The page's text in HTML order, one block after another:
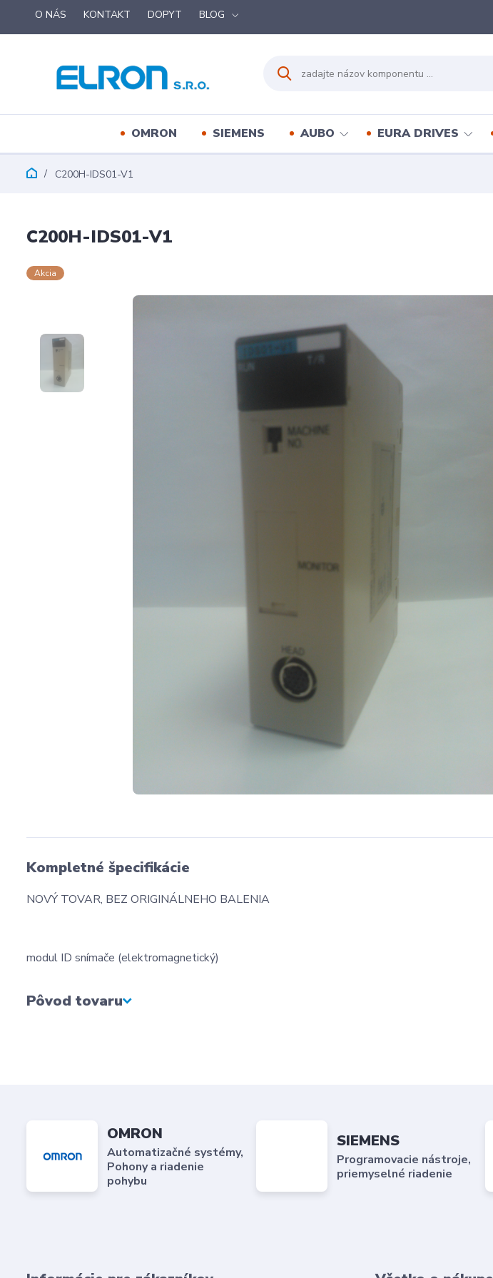
O NÁS KONTAKT DOPYT BLOG
OMRON SIEMENS AUBO EURA DRIVES
C200H-IDS01-V1
C200H-IDS01-V1
Akcia
Kompletné špecifikácie
NOVÝ TOVAR, BEZ ORIGINÁLNEHO BALENIA
modul ID snímače (elektromagnetický)
Pôvod tovaru
OMRON
Automatizačné systémy,
Pohony a riadenie
pohybu
SIEMENS
Programovacie nástroje,
priemyselné riadenie